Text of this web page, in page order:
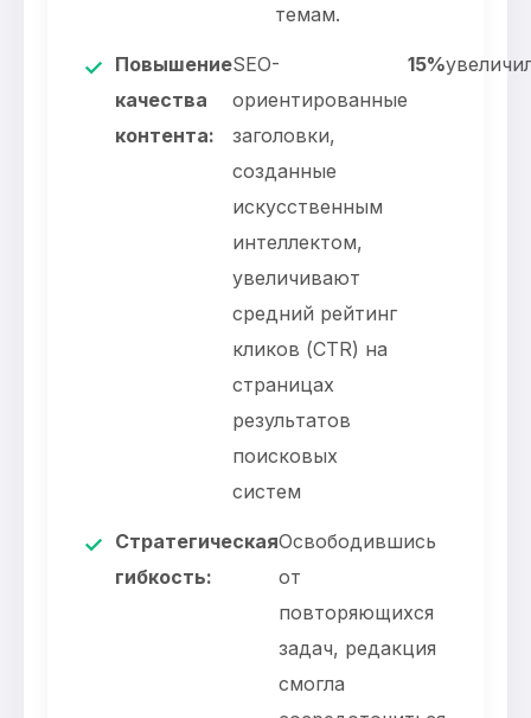
темам.
✓ Повышение
качества
контента:
SEO-
ориентированные
заголовки,
созданные
искусственным
интеллектом,
увеличивают
средний рейтинг
кликов (CTR) на
страницах
результатов
поисковых
систем
15%
✓ Стратегическая
гибкость:
Освободившись
от
повторяющихся
задач, редакция
смогла